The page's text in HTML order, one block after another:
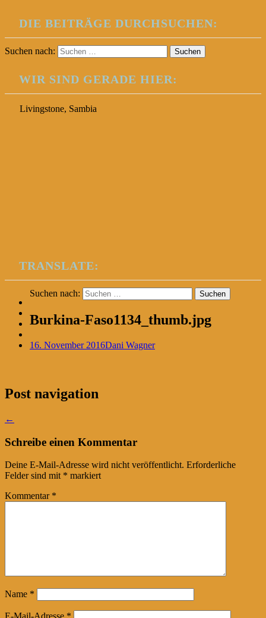
DIE BEITRÄGE DURCHSUCHEN:
Suchen nach:
WIR SIND GERADE HIER:
Livingstone, Sambia
TRANSLATE:
Suchen nach:
Burkina-Faso1134_thumb.jpg
16. November 2016Dani Wagner
Post navigation
←
Schreibe einen Kommentar
Deine E-Mail-Adresse wird nicht veröffentlicht. Erforderliche
Felder sind mit * markiert
Kommentar *
Name *